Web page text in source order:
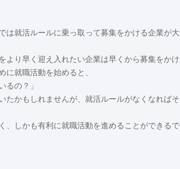
は就活ルールに乗っ取って募集をかける企業が大
より早く迎え入れたい企業は早くから募集をかけ
就職活動を始めると、
るの？」
たかもしれませんが、就活ルールがなくなればそ
、しかも有利に就職活動を進めることができるで